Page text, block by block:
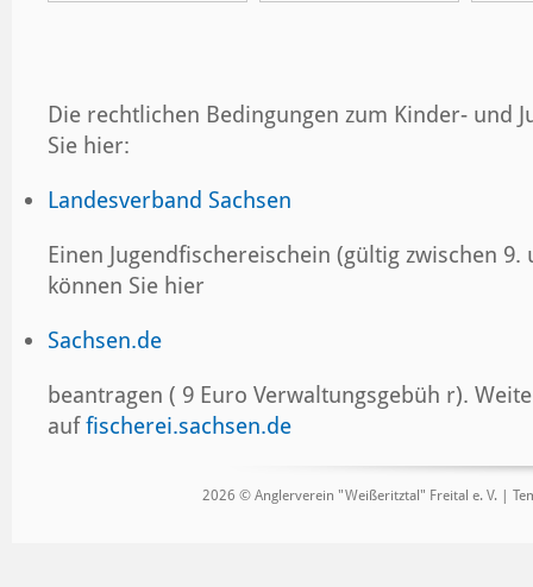
Die rechtlichen Bedingungen zum Kinder- und
Sie hier:
Landesverband Sachsen
Einen Jugendfischereischein (gültig zwischen 9.
können Sie hier
Sachsen.de
beantragen ( 9 Euro Verwaltungsgebüh r).
auffischerei.sachsen.de
2026 © Anglerverein "Weißeritztal" Freital e. V. |